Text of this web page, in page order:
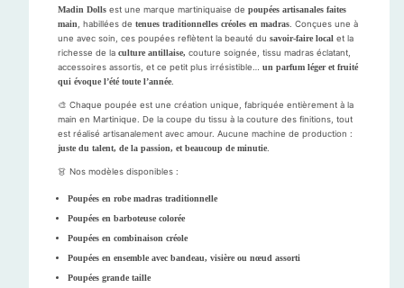
Madin Dolls est une marque martiniquaise de poupées artisanales faites
main , habillées de tenues traditionnelles créoles en madras . Conçues une à
une avec soin, ces poupées reflètent la beauté du savoir-faire local et la
richesse de la culture antillaise, couture soignée, tissu madras éclatant,
accessoires assortis, et ce petit plus irrésistible… un parfum léger et fruité
qui évoque l’été toute l’année
🎨 Chaque poupée est une création unique, fabriquée entièrement à la
main en Martinique. De la coupe du tissu à la couture des finitions, tout
est réalisé artisanalement avec amour. Aucune machine de production :
juste du talent, de la passion, et beaucoup de minutie
👗 Nos modèles disponibles :
Poupées en robe madras traditionnelle
Poupées en barboteuse colorée
Poupées en combinaison créole
Poupées en ensemble avec bandeau, visière ou nœud assorti
Poupées grande taille